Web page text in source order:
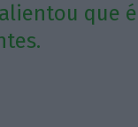
que